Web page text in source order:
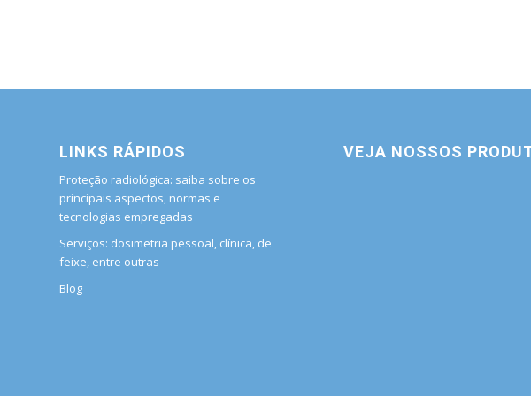
LINKS RÁPIDOS
Proteção radiológica: saiba sobre os
principais aspectos, normas e
tecnologias empregadas
Serviços: dosimetria pessoal, clínica, de
feixe, entre outras
Blog
VEJA NOSSOS